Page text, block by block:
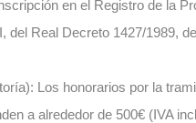
en el Registro de la
del Real Decreto 1427/1989,
Los honorarios por la
a alrededor de 500€ (IVA